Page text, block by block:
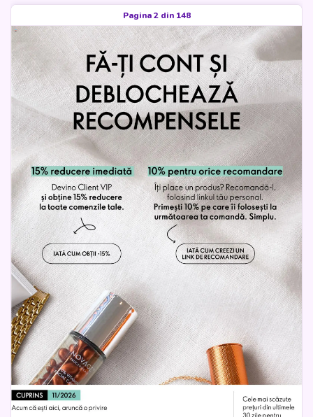
Pagina 2 din 148